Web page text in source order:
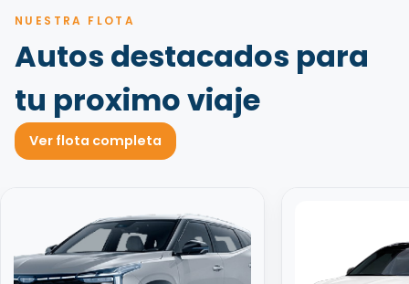
NUESTRA FLOTA
Autos destacados para
tu proximo viaje
Ver flota completa